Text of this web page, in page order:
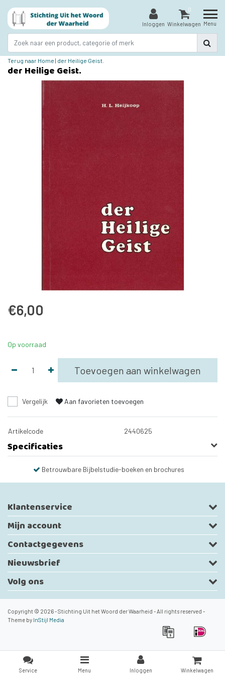
Inloggen
0
Winkelwagen Menu
Terug naar Home | der Heilige Geist.
der Heilige Geist.
€6,00
Op voorraad
Toevoegen aan winkelwagen
Vergelijk Aan favorieten toevoegen
Artikelcode 2440625
Specificaties
Betrouwbare Bijbelstudie-boeken en brochures
Klantenservice
Mijn account
Contactgegevens
Nieuwsbrief
Volg ons
Copyright © 2026 - Stichting Uit het Woord der Waarheid - All rights reserved -
Theme by InStijl Media
Service Menu Inloggen Winkelwagen